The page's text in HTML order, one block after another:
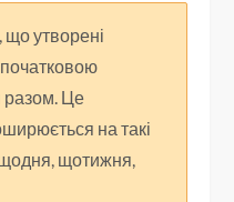
що утворені
разом. Це
на такі
щотижня,